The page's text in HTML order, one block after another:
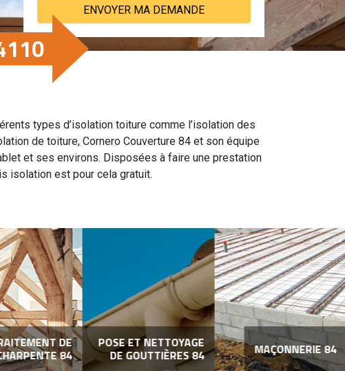
types d’isolation toiture comme l’isolation des
de toiture, Cornero Couverture 84 et son équipe
et ses environs. Disposées à faire une prestation
isolation est pour cela gratuit.
DE
84
POSE ET NETTOYAGE
DE GOUTTIÈRES 84 MAÇONNERIE 84